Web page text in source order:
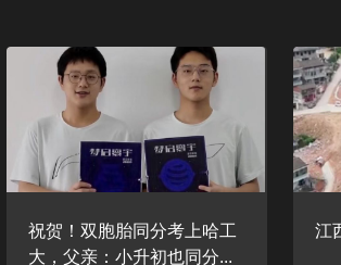
祝贺！双胞胎同分考上哈工
大，父亲：小升初也同分...
江